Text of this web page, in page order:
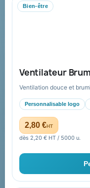
Bien-être
Ventilateur
Ventilation douce et
Personnalisable logo
2,80 €HT
dès 2,20 € HT / 5000 u.
Mandat administratif &
Nouveautés
Catalogue goodies
Cadeaux de fin d’année